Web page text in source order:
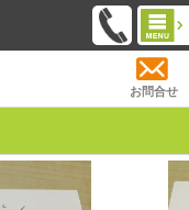
お問合せ